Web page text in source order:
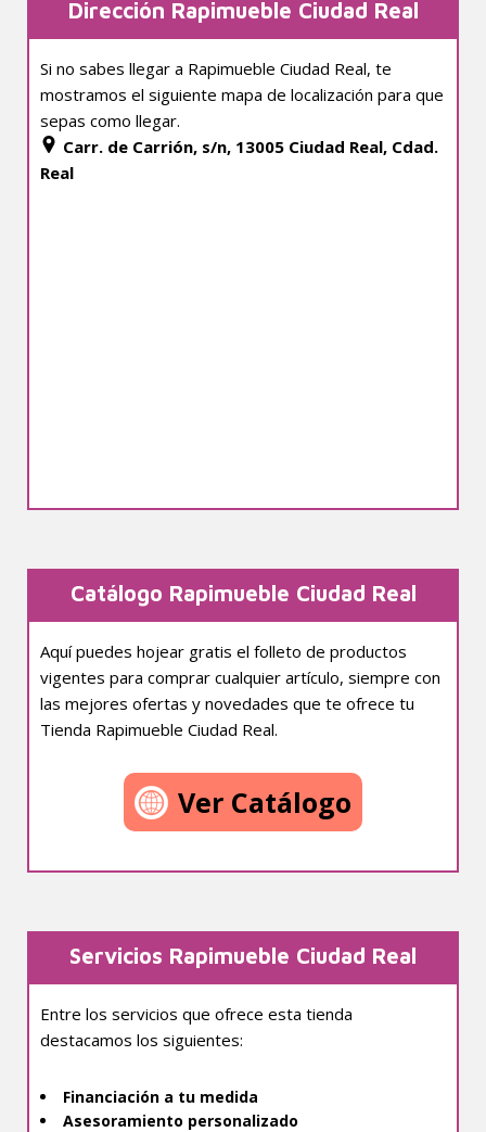
Dirección Rapimueble Ciudad Real
Si no sabes llegar a Rapimueble Ciudad Real, te
mostramos el siguiente mapa de localización para que
sepas como llegar.
Carr. de Carrión, s/n, 13005 Ciudad Real, Cdad.
Real
Catálogo Rapimueble Ciudad Real
Aquí puedes hojear gratis el folleto de productos
vigentes para comprar cualquier artículo, siempre con
las mejores ofertas y novedades que te ofrece tu
Tienda Rapimueble Ciudad Real.
Ver Catálogo
Servicios Rapimueble Ciudad Real
Entre los servicios que ofrece esta tienda
destacamos los siguientes:
Financiación a tu medida
Asesoramiento personalizado